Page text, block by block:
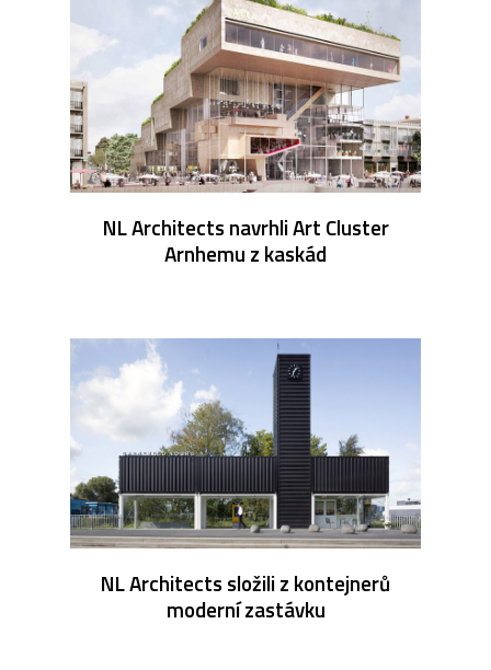
NL Architects navrhli Art Cluster
Arnhemu z kaskád
NL Architects složili z kontejnerů
moderní zastávku